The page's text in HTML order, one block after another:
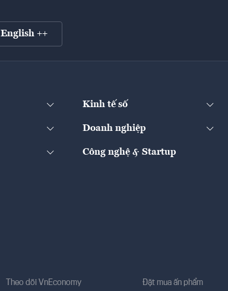
English ++
Kinh tế số
Doanh nghiệp
Công nghệ & Startup
Theo dõi VnEconomy Đặt mua ấn phẩm